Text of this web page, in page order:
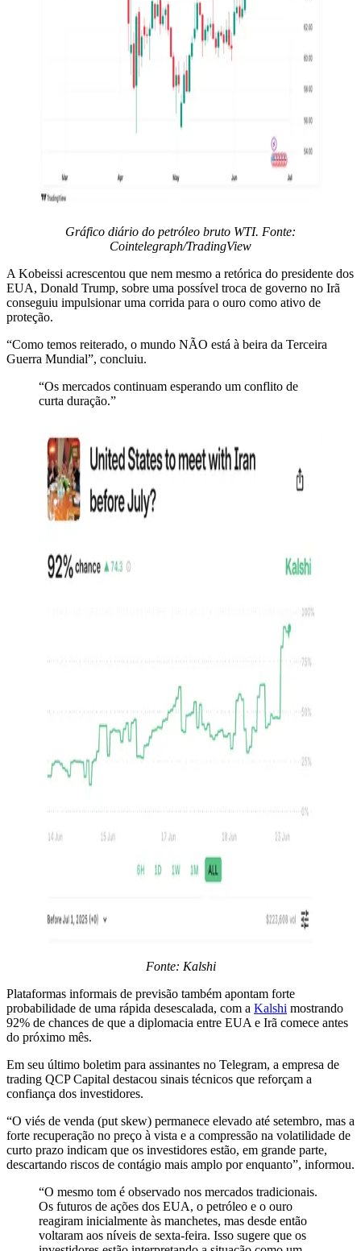
Gráfico diário do petróleo bruto WTI. Fonte:
Cointelegraph/TradingView
A Kobeissi acrescentou que nem mesmo a retórica do presidente dos
EUA, Donald Trump, sobre uma possível troca de governo no Irã
conseguiu impulsionar uma corrida para o ouro como ativo de
proteção.
“Como temos reiterado, o mundo NÃO está à beira da Terceira
Guerra Mundial”, concluiu.
“Os mercados continuam esperando um conflito de
curta duração.”
Fonte: Kalshi
Plataformas informais de previsão também apontam forte
probabilidade de uma rápida desescalada, com a Kalshi mostrando
92% de chances de que a diplomacia entre EUA e Irã comece antes
do próximo mês.
Em seu último boletim para assinantes no Telegram, a empresa de
trading QCP Capital destacou sinais técnicos que reforçam a
confiança dos investidores.
“O viés de venda (put skew) permanece elevado até setembro, mas a
forte recuperação no preço à vista e a compressão na volatilidade de
curto prazo indicam que os investidores estão, em grande parte,
descartando riscos de contágio mais amplo por enquanto”, informou.
“O mesmo tom é observado nos mercados tradicionais.
Os futuros de ações dos EUA, o petróleo e o ouro
reagiram inicialmente às manchetes, mas desde então
voltaram aos níveis de sexta-feira. Isso sugere que os